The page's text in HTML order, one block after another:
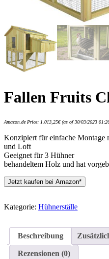
Fallen Fruits
Amazon.de Price: 1.013,25€(as of 30/03/2023
Konzipiert für einfache Montage
und Loft
Geeignet für 3 Hühner
behandeltem Holz und hat
Jetzt kaufen bei Amazon*
Kategorie: Hühnerställe
Beschreibung
Rezensionen (0)